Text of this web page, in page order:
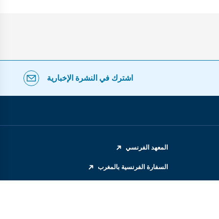
اشترك في النشرة الإخبارية
المعهد الفرنسي
السفارة الفرنسية بالمغرب